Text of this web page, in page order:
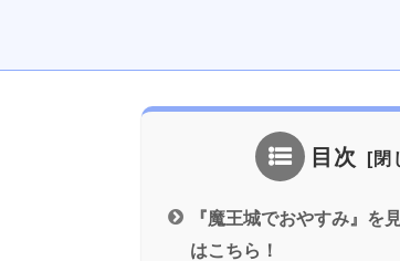
目次
『魔王城でおやすみ』を
はこちら！